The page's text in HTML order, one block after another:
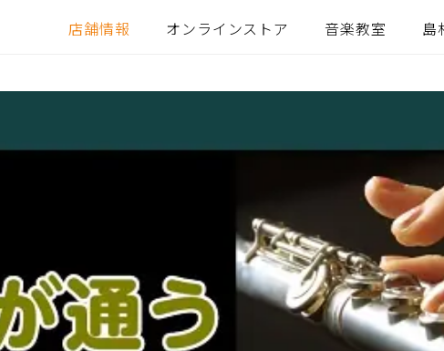
店舗情報 オンラインストア 音楽教室 島